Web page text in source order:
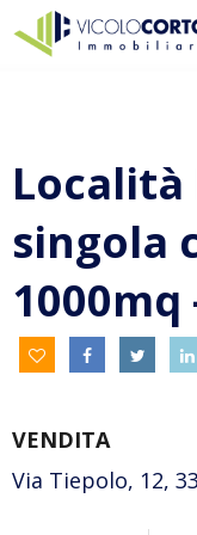
Località
singola
1000mq
VENDITA
Via Tiepolo, 12,